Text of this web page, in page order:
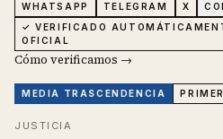
WHATSAPP TELEGRAM X
✓ VERIFICADO
OFICIAL
Cómo verificamos →
MEDIA TRASCENDENCIA
JUSTICIA